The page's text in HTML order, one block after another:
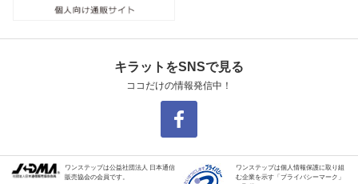
キラットをSNSで見る
ココだけの情報発信中！
ワンステップは公益社団法人 日本通信
販売協会の会員です。
ワンステップは個人情報保護に取り組
む企業を示す「プライバシーマーク」